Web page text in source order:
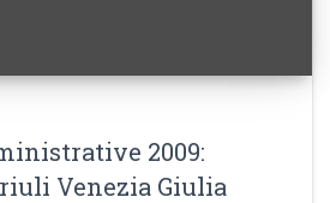
2009:
Venezia Giulia